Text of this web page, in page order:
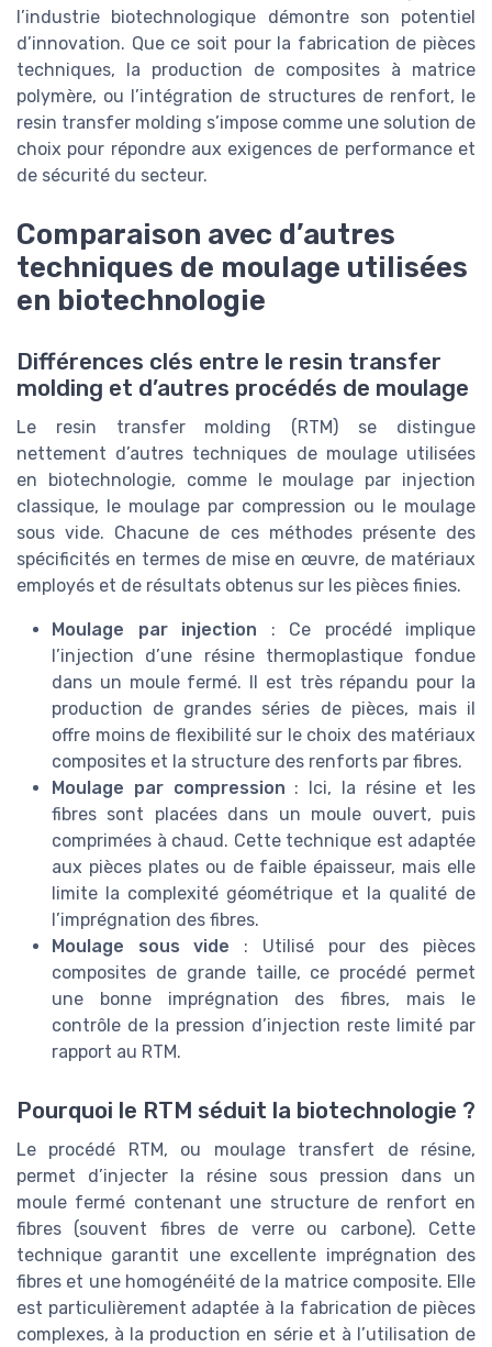
l’industrie biotechnologique démontre son potentiel
d’innovation. Que ce soit pour la fabrication de pièces
techniques, la production de composites à matrice
polymère, ou l’intégration de structures de renfort, le
resin transfer molding s’impose comme une solution de
choix pour répondre aux exigences de performance et
de sécurité du secteur.
Comparaison avec d’autres
techniques de moulage utilisées
en biotechnologie
Différences clés entre le resin transfer
molding et d’autres procédés de moulage
Le resin transfer molding (RTM) se distingue
nettement d’autres techniques de moulage utilisées
en biotechnologie, comme le moulage par injection
classique, le moulage par compression ou le moulage
sous vide. Chacune de ces méthodes présente des
spécificités en termes de mise en œuvre, de matériaux
employés et de résultats obtenus sur les pièces finies.
Moulage par injection : Ce procédé implique
l’injection d’une résine thermoplastique fondue
dans un moule fermé. Il est très répandu pour la
production de grandes séries de pièces, mais il
offre moins de flexibilité sur le choix des matériaux
composites et la structure des renforts par fibres.
Moulage par compression : Ici, la résine et les
fibres sont placées dans un moule ouvert, puis
comprimées à chaud. Cette technique est adaptée
aux pièces plates ou de faible épaisseur, mais elle
limite la complexité géométrique et la qualité de
l’imprégnation des fibres.
Moulage sous vide : Utilisé pour des pièces
composites de grande taille, ce procédé permet
une bonne imprégnation des fibres, mais le
contrôle de la pression d’injection reste limité par
rapport au RTM.
Pourquoi le RTM séduit la biotechnologie ?
Le procédé RTM, ou moulage transfert de résine,
permet d’injecter la résine sous pression dans un
moule fermé contenant une structure de renfort en
fibres (souvent fibres de verre ou carbone). Cette
technique garantit une excellente imprégnation des
fibres et une homogénéité de la matrice composite. Elle
est particulièrement adaptée à la fabrication de pièces
complexes, à la production en série et à l’utilisation de